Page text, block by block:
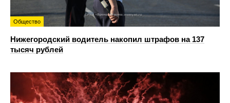
Общество
Нижегородский водитель накопил штрафов на 137
тысяч рублей